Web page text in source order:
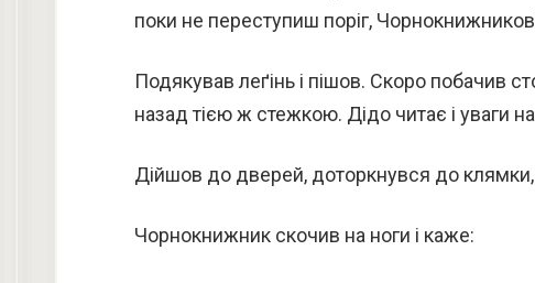
поки не переступиш поріг,
Подякував леґінь і пішов. Скоро побачив
назад тією ж стежкою. Дідо читає і уваги
Дійшов до дверей, доторкнувся до клямки,
Чорнокнижник скочив на ноги і каже: